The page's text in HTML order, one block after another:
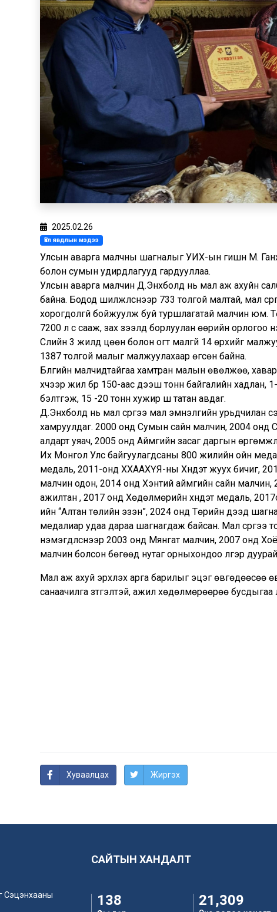
2025.02.26
Үйл явдлын мэдээ
Улсын аварга малчны шагналыг УИХ-ын гишүүн М.
болон сумын удирдлагууд гардууллаа.
Улсын аварга малчин Д.Энхболд нь мал аж ахуйн
байна. Бодод шилжүүлснээр 733 толгой малтай, мал
хорогдолгүй бойжуулж буй туршлагатай малчин юм.
7200 л сүү сааж, зах зээлд борлуулан өөрийн орлогоо
Сүүлийн 3 жилд цөөн болон огт малгүй 14 өрхийг
1387 толгой малыг малжуулахаар өгсөн байна.
Бүлгийн малчидтайгаа хамтран малын өвөлжөө,
хүчээр жил бүр 150-аас дээш тонн байгалийн хадлан,
бэлтгэж, 15 -20 тонн хужир шүү татан авдаг.
Д.Энхболд нь мал сүргээ мал эмнэлгийн урьдчилан
хамруулдаг. 2000 онд Сумын сайн малчин, 2004
алдарт уяач, 2005 онд Аймгийн засаг даргын
Их Монгол Улс байгуулагдсаны 800 жилийн ойн
медаль, 2011-онд ХХААХҮЯ-ны Хүндэт жуух бичиг,
малчин одон, 2014 онд Хэнтий аймгийн сайн
ажилтан , 2017 онд Хөдөлмөрийн хүндэт медаль,
ийн “Алтан төлийн эзэн”, 2024 онд Төрийн дээд
медалиар удаа дараа шагнагдаж байсан. Мал
нэмэгдүүлснээр 2003 онд Мянгат малчин, 2007 онд
малчин болсон бөгөөд нутаг орныхондоо үлгэр
Мал аж ахуй эрхлэх арга барилыг эцэг өвгөдөөсөө
санаачилга зүтгэлтэй, ажил хөдөлмөрөөрөө
Хуваалцах Жиргэх
Сэцэнхааны
САЙТЫН ХАНДАЛТ
138 21,309